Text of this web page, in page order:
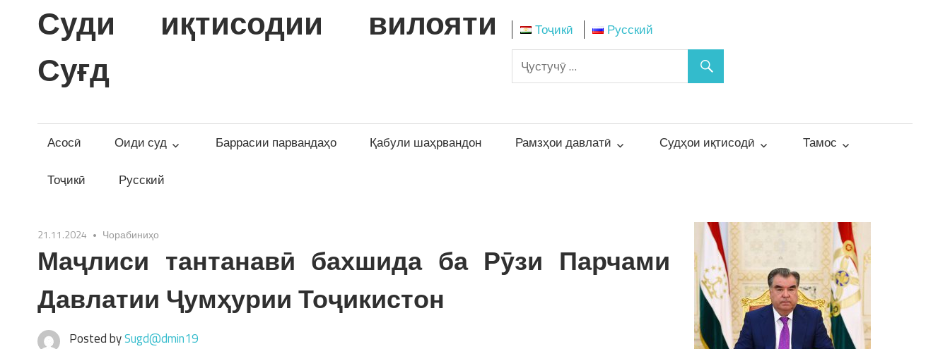
to
content
Суди иқтисодии вилояти
Суғд
Тоҷикӣ Русский
Асосӣ Оиди суд Баррасии парвандаҳо Қабули шаҳрвандон Рамзҳои давлатӣ Судҳои иқтисодӣ Тамос
Тоҷикӣ Русский
21.11.2024 Чорабиниҳо
Маҷлиси тантанавӣ бахшида ба Рӯзи Парчами
Давлатии Ҷумҳурии Тоҷикистон
Posted bySugd@dmin19